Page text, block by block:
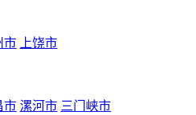
市 上饶市
市 漯河市 三门峡市